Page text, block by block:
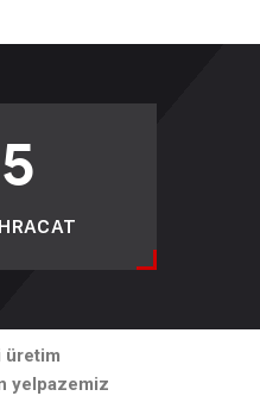
üretim
yelpazemiz